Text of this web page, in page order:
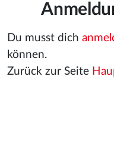
Du musst dich
können.
Zurück zur Seite